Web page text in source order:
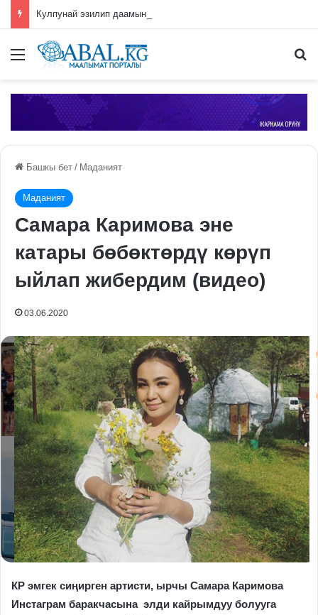
Меню
Башкы бет / Маданият
Маданият
Самара Каримова эне
катары бөбөктөрдү көрүп
ыйлап жибердим (видео)
03.06.2020
КР эмгек сиңирген артисти, ырчы Самара Каримова
Инстаграм баракчасына элди кайрымдуу болууга